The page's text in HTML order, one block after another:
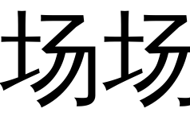
场